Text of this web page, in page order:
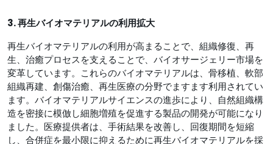
3. 再生バイオマテリアルの利用拡大
再生バイオマテリアルの利用が高まることで、組織修復、再
生、治癒プロセスを支えることで、バイオサージェリー市場を
変革しています。これらのバイオマテリアルは、骨移植、軟部
組織再建、創傷治癒、再生医療の分野でますます利用されてい
ます。バイオマテリアルサイエンスの進歩により、自然組織構
造を密接に模倣し細胞増殖を促進する製品の開発が可能になり
ました。医療提供者は、手術結果を改善し、回復期間を短縮
し、合併症を最小限に抑えるために再生バイオマテリアルを採